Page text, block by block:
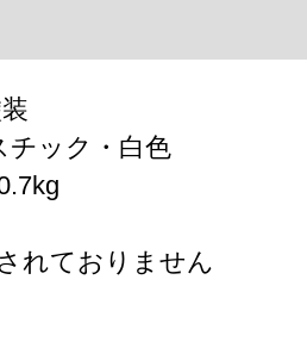
チック・白色
れておりません